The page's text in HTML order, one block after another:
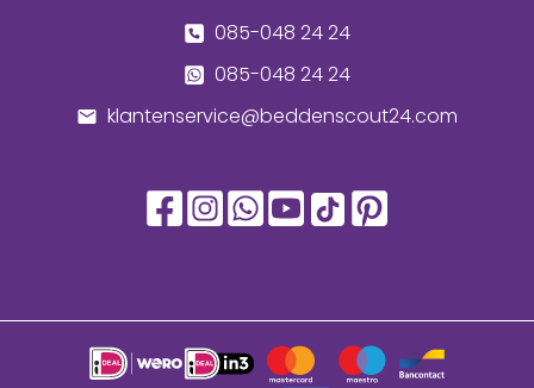
085-048 24 24
085-048 24 24
klantenservice@beddenscout24.com